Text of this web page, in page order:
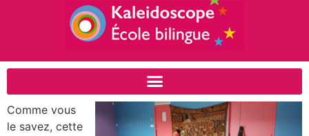
Comme vous
le savez, cette